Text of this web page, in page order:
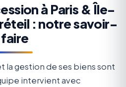
à Paris & Île-
: notre savoir-
faire
la gestion de ses biens sont
intervient avec